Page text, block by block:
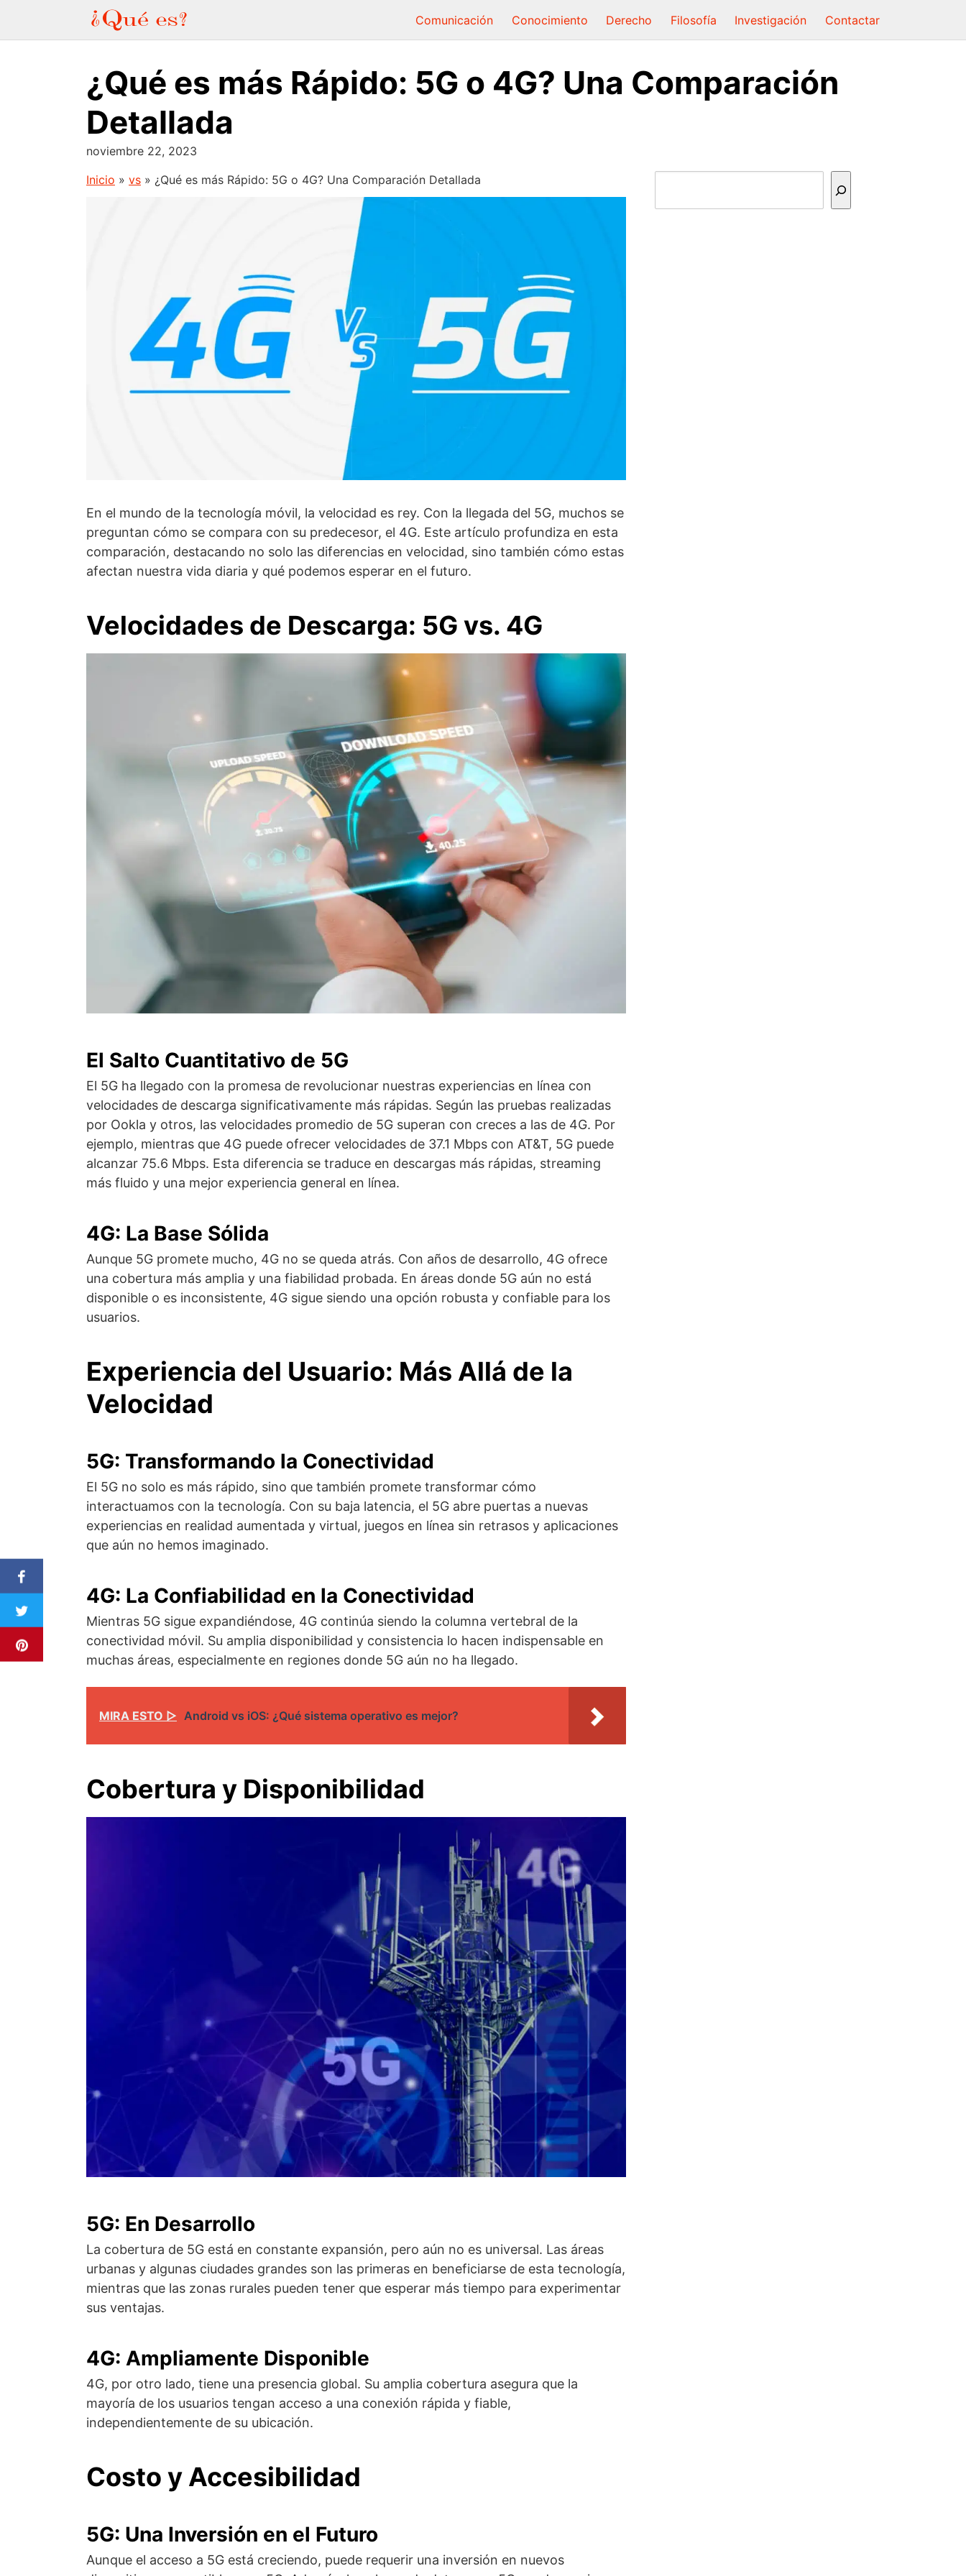
contenido
Comunicación Conocimiento Derecho Filosofía Investigación Contactar
¿Qué es más Rápido: 5G o 4G? Una Comparación
Detallada
noviembre 22, 2023
Inicio » vs » ¿Qué es más Rápido: 5G o 4G? Una Comparación Detallada
En el mundo de la tecnología móvil, la velocidad es rey. Con la llegada del 5G, muchos se
preguntan cómo se compara con su predecesor, el 4G. Este artículo profundiza en esta
comparación, destacando no solo las diferencias en velocidad, sino también cómo estas
afectan nuestra vida diaria y qué podemos esperar en el futuro.
Velocidades de Descarga: 5G vs. 4G
El Salto Cuantitativo de 5G
El 5G ha llegado con la promesa de revolucionar nuestras experiencias en línea con
velocidades de descarga significativamente más rápidas. Según las pruebas realizadas
por Ookla y otros, las velocidades promedio de 5G superan con creces a las de 4G. Por
ejemplo, mientras que 4G puede ofrecer velocidades de 37.1 Mbps con AT&T, 5G puede
alcanzar 75.6 Mbps. Esta diferencia se traduce en descargas más rápidas, streaming
más fluido y una mejor experiencia general en línea.
4G: La Base Sólida
Aunque 5G promete mucho, 4G no se queda atrás. Con años de desarrollo, 4G ofrece
una cobertura más amplia y una fiabilidad probada. En áreas donde 5G aún no está
disponible o es inconsistente, 4G sigue siendo una opción robusta y confiable para los
usuarios.
Experiencia del Usuario: Más Allá de la
Velocidad
5G: Transformando la Conectividad
El 5G no solo es más rápido, sino que también promete transformar cómo
interactuamos con la tecnología. Con su baja latencia, el 5G abre puertas a nuevas
experiencias en realidad aumentada y virtual, juegos en línea sin retrasos y aplicaciones
que aún no hemos imaginado.
4G: La Confiabilidad en la Conectividad
Mientras 5G sigue expandiéndose, 4G continúa siendo la columna vertebral de la
conectividad móvil. Su amplia disponibilidad y consistencia lo hacen indispensable en
muchas áreas, especialmente en regiones donde 5G aún no ha llegado.
MIRA ESTO ▷ Android vs iOS: ¿Qué sistema operativo es mejor?
Cobertura y Disponibilidad
5G: En Desarrollo
La cobertura de 5G está en constante expansión, pero aún no es universal. Las áreas
urbanas y algunas ciudades grandes son las primeras en beneficiarse de esta tecnología,
mientras que las zonas rurales pueden tener que esperar más tiempo para experimentar
sus ventajas.
4G: Ampliamente Disponible
4G, por otro lado, tiene una presencia global. Su amplia cobertura asegura que la
mayoría de los usuarios tengan acceso a una conexión rápida y fiable,
independientemente de su ubicación.
Costo y Accesibilidad
5G: Una Inversión en el Futuro
Aunque el acceso a 5G está creciendo, puede requerir una inversión en nuevos